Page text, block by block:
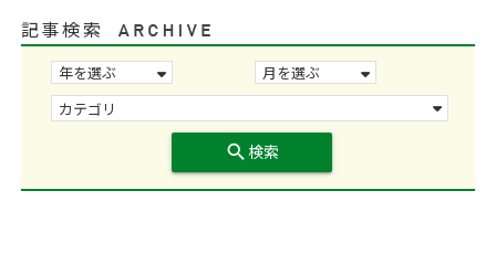
記事検索
search 検索